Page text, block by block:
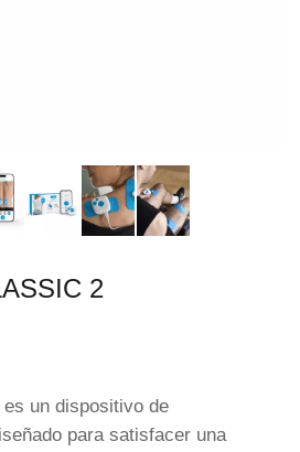
2
un dispositivo de
para satisfacer una